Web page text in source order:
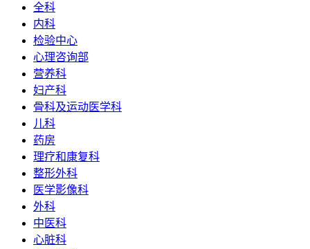
全科
内科
检验中心
心理咨询部
营养科
妇产科
骨科及运动医学科
儿科
药房
理疗和康复科
整形外科
医学影像科
外科
中医科
心脏科